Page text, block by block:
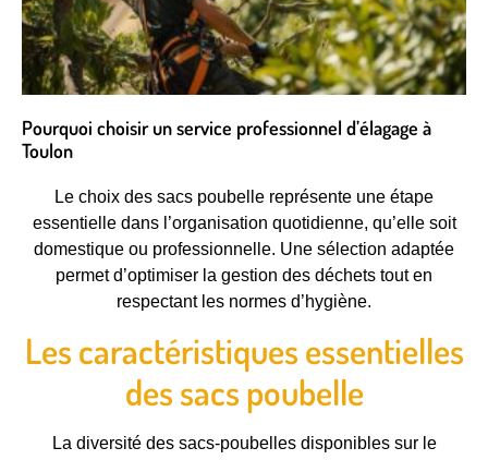
Pourquoi choisir un service professionnel d’élagage à
Toulon
Le choix des sacs poubelle représente une étape
essentielle dans l’organisation quotidienne, qu’elle soit
domestique ou professionnelle. Une sélection adaptée
permet d’optimiser la gestion des déchets tout en
respectant les normes d’hygiène.
Les caractéristiques essentielles
des sacs poubelle
La diversité des sacs-poubelles disponibles sur le